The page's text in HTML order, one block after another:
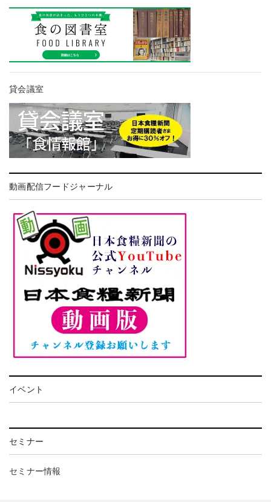
貸会議室
動画配信フードジャーナル
イベント
セミナー
セミナー情報